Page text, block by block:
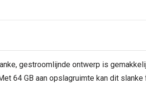
gestroomlijnde ontwerp is
64 GB aan opslagruimte kan dit